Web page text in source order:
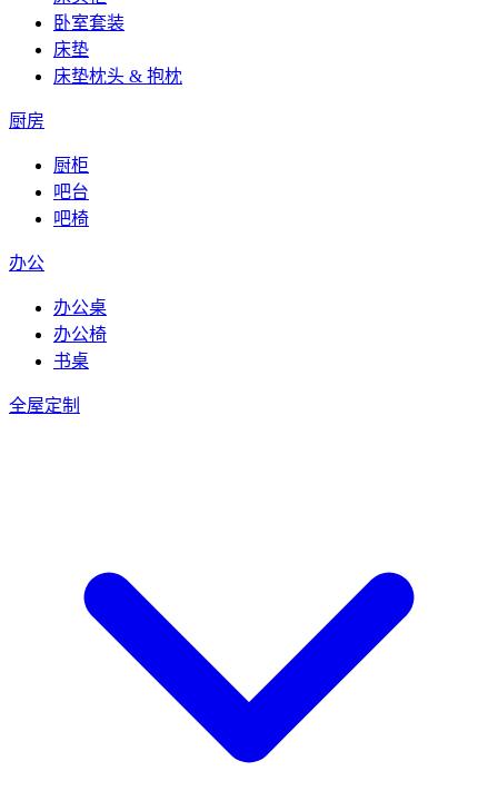
卧室套装
床垫
床垫枕头 & 抱枕
厨房
厨柜
吧台
吧椅
办公
办公桌
办公椅
书桌
全屋定制